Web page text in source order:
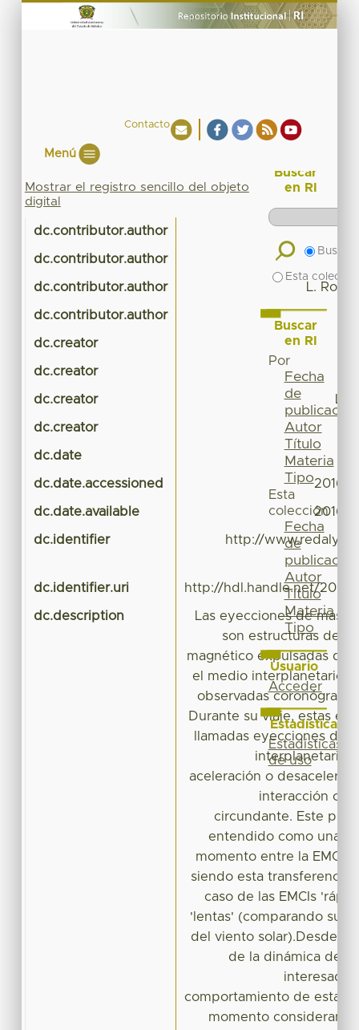
Contacto
Menú
Mostrar el registro sencillo del objeto
digital
dc.contributor.author
dc.contributor.author
dc.contributor.author L.
dc.contributor.author
dc.creator
dc.creator
dc.creator L.
dc.creator
dc.date
dc.date.accessioned 2016-
dc.date.available 2016-
dc.identifier http://
dc.identifier.uri http://hdl.handle.net/
dc.description
Las eyecciones de masa
son estructuras de
magnético expulsadas
el medio interplanetario y
observadas
Durante su viaje, estas
llamadas eyecciones de
interplanetarias
aceleración o
interacción
circundante. Este
entendido como una
momento entre la EMCI
siendo esta transferencia
caso de las EMCIs
'lentas' (comparando su
del viento solar).Desde el
de la dinámica de
comportamiento de esta
momento
Buscar
en RI
Buscar
Esta
Buscar
en RI
Por
Fecha
de
publicación
Autor
Título
Materia
Tipo
Esta
colección
Fecha
de
publicación
Autor
Título
Materia
Tipo
Usuario
Acceder
Estadísticas
Estadísticas
de uso